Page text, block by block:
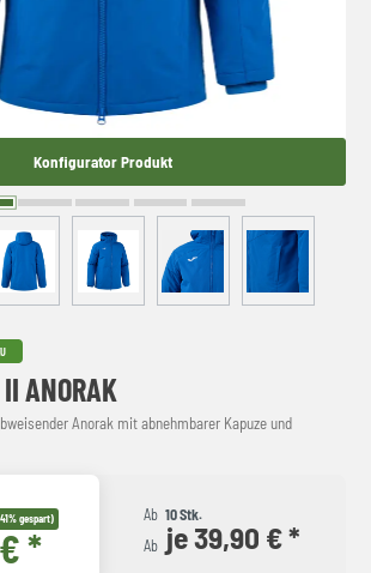
Konfigurator Produkt
ANORAK
Anorak mit abnehmbarer Kapuze und
gespart)
*
Ab 10 Stk.
Ab je 39,90 € *